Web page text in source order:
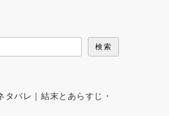
検索
タバレ｜結末とあらすじ・